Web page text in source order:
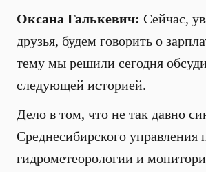
Оксана Галькевич: Сейчас,
друзья, будем говорить о
тему мы решили сегодня
следующей историей.
Дело в том, что не так давно
Среднесибирского управления
гидрометеорологии и